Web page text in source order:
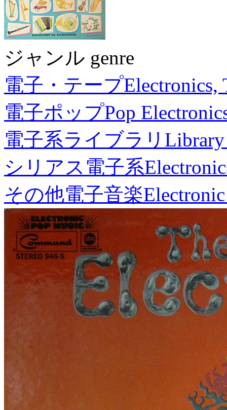
ジャンル genre
電子・テープElectronics,
電子ポップPop
電子系ライブラリ
シリアス電子系
その他電子音楽